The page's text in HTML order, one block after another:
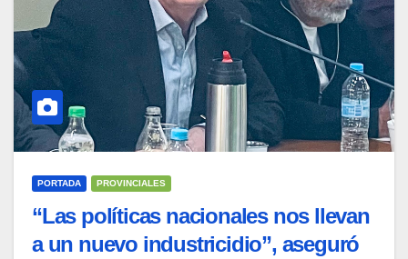
PORTADA PROVINCIALES
“Las políticas nacionales nos llevan
a un nuevo industricidio”, aseguró